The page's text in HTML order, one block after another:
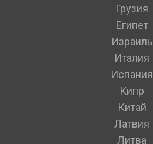
Грузия
Египет
Израиль
Италия
Испания
Кипр
Китай
Латвия
Литва